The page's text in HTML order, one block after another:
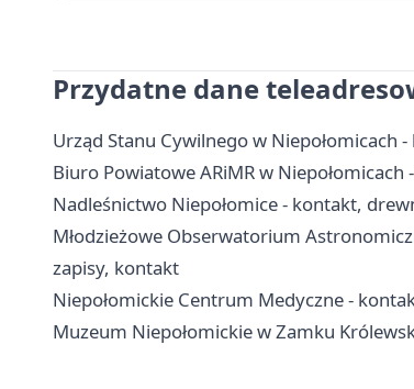
Przydatne dane
Urząd Stanu Cywilnego w Niepołomicach
Biuro Powiatowe ARiMR w
Nadleśnictwo Niepołomice - kontakt,
Młodzieżowe Obserwatorium
zapisy, kontakt
Niepołomickie Centrum Medyczne -
Muzeum Niepołomickie w Zamku